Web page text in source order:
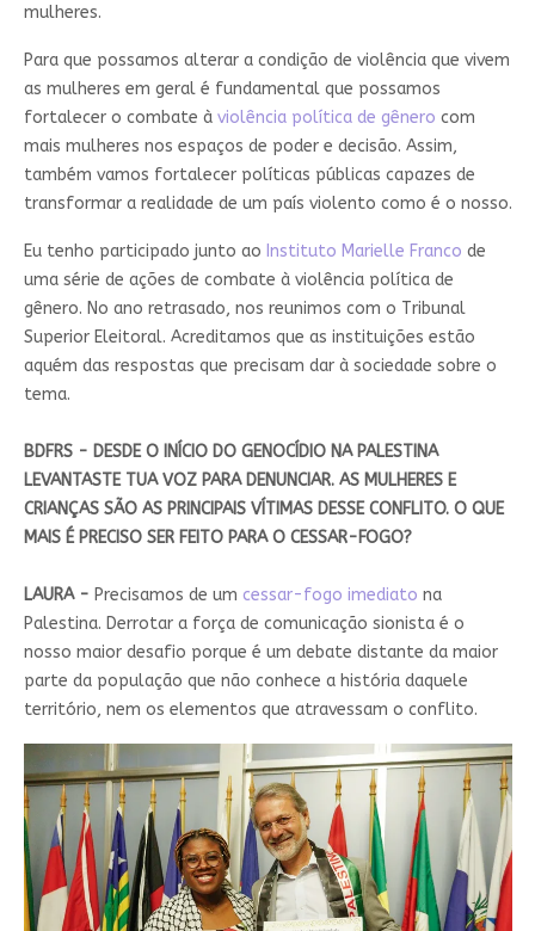
mulheres.
Para que possamos alterar a condição de violência que vivem
as mulheres em geral é fundamental que possamos
fortalecer o combate à violência política de gênero com
mais mulheres nos espaços de poder e decisão. Assim,
também vamos fortalecer políticas públicas capazes de
transformar a realidade de um país violento como é o nosso.
Eu tenho participado junto ao Instituto Marielle Franco de
uma série de ações de combate à violência política de
gênero. No ano retrasado, nos reunimos com o Tribunal
Superior Eleitoral. Acreditamos que as instituições estão
aquém das respostas que precisam dar à sociedade sobre o
tema.
BDFRS - DESDE O INÍCIO DO GENOCÍDIO NA PALESTINA
LEVANTASTE TUA VOZ PARA DENUNCIAR. AS MULHERES E
CRIANÇAS SÃO AS PRINCIPAIS VÍTIMAS DESSE CONFLITO. O QUE
MAIS É PRECISO SER FEITO PARA O CESSAR-FOGO?
LAURA - Precisamos de um cessar-fogo imediato na
Palestina. Derrotar a força de comunicação sionista é o
nosso maior desafio porque é um debate distante da maior
parte da população que não conhece a história daquele
território, nem os elementos que atravessam o conflito.